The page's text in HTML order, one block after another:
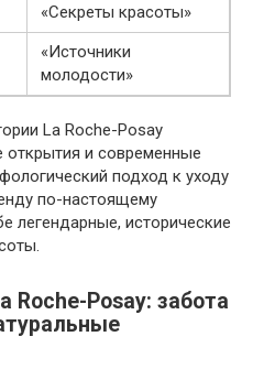
«Секреты красоты»
«Источники
молодости»
La Roche-Posay
открытия и современные
подход к уходу
по-настоящему
легендарные, исторические
Roche-Posay: забота